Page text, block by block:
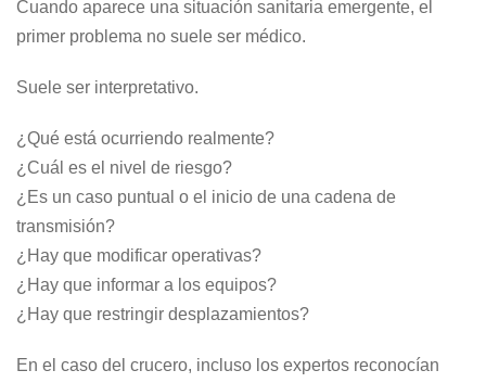
Cuando aparece una situación sanitaria emergente, el
primer problema no suele ser médico.
Suele ser interpretativo.
¿Qué está ocurriendo realmente?
¿Cuál es el nivel de riesgo?
¿Es un caso puntual o el inicio de una cadena de
transmisión?
¿Hay que modificar operativas?
¿Hay que informar a los equipos?
¿Hay que restringir desplazamientos?
En el caso del crucero, incluso los expertos reconocían